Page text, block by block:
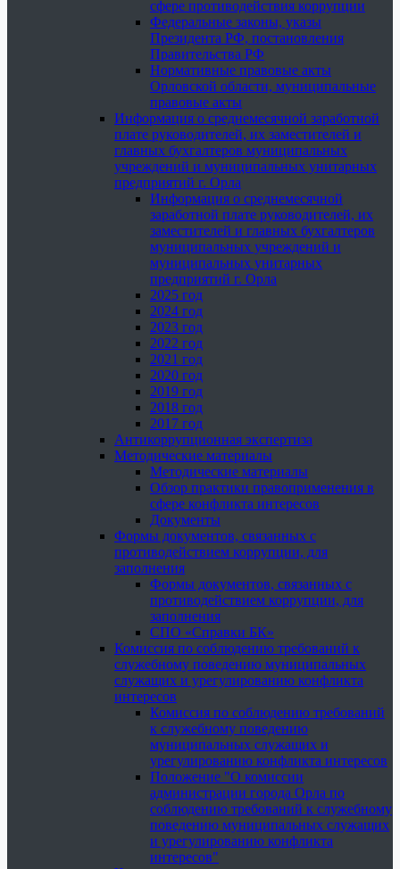
сфере противодействия коррупции
Федеральные законы, указы
Президента РФ, постановления
Правительства РФ
Нормативные правовые акты
Орловской области, муниципальные
правовые акты
Информация о среднемесячной заработной
плате руководителей, их заместителей и
главных бухгалтеров муниципальных
учреждений и муниципальных унитарных
предприятий г. Орла
Информация о среднемесячной
заработной плате руководителей, их
заместителей и главных бухгалтеров
муниципальных учреждений и
муниципальных унитарных
предприятий г. Орла
2025 год
2024 год
2023 год
2022 год
2021 год
2020 год
2019 год
2018 год
2017 год
Антикоррупционная экспертиза
Методические материалы
Методические материалы
Обзор практики правоприменения в
сфере конфликта интересов
Документы
Формы документов, связанных с
противодействием коррупции, для
заполнения
Формы документов, связанных с
противодействием коррупции, для
заполнения
СПО «Справки БК»
Комиссия по соблюдению требований к
служебному поведению муниципальных
служащих и урегулированию конфликта
интересов
Комиссия по соблюдению требований
к служебному поведению
муниципальных служащих и
урегулированию конфликта интересов
Положение "О комиссии
администрации города Орла по
соблюдению требований к служебному
поведению муниципальных служащих
и урегулированию конфликта
интересов"